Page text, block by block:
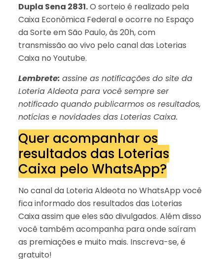
Dupla Sena 2831.O sorteio é realizado pela
Caixa Econômica Federal e ocorre no Espaço
da Sorte em São Paulo, às 20h, com
transmissão ao vivo pelo canal das Loterias
Caixa no Youtube.
Lembrete: assine as notificações do site da
Loteria Aldeota para você sempre ser
notificado quando publicarmos os resultados,
notícias e novidades das Loterias Caixa.
Quer acompanhar os
resultados das Loterias
Caixa pelo WhatsApp?
No canal da Loteria Aldeota no WhatsApp você
fica informado dos resultados das Loterias
Caixa assim que eles são divulgados. Além disso
você também acompanha para onde saíram
as premiações e muito mais. Inscreva-se, é
gratuito!